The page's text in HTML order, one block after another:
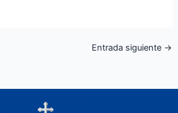
Entrada siguiente →